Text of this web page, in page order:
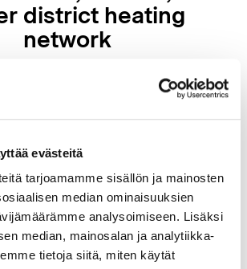
evästeitä
tarjoamamme sisällön ja mainosten
median ominaisuuksien
analysoimiseen. Lisäksi
median, mainosalan ja analytiikka-
tietoja siitä, miten käytät
district heating
network